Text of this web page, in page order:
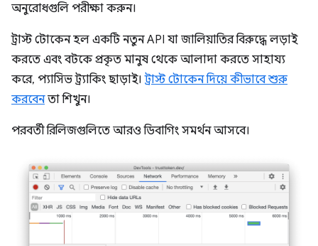
অনুরোধগুলি পরীক্ষা করুন।
ট্রাস্ট টোকেন হল একটি নতুন API যা জালিয়াতির বিরুদ্ধে লড়াই
করতে এবং বটকে প্রকৃত মানুষ থেকে আলাদা করতে সাহায্য
করে, প্যাসিভ ট্র্যাকিং ছাড়াই।ট্রাস্ট টোকেন দিয়ে কীভাবে শুরু
করবেনতা শিখুন।
পরবর্তী রিলিজগুলিতে আরও ডিবাগিং সমর্থন আসবে।